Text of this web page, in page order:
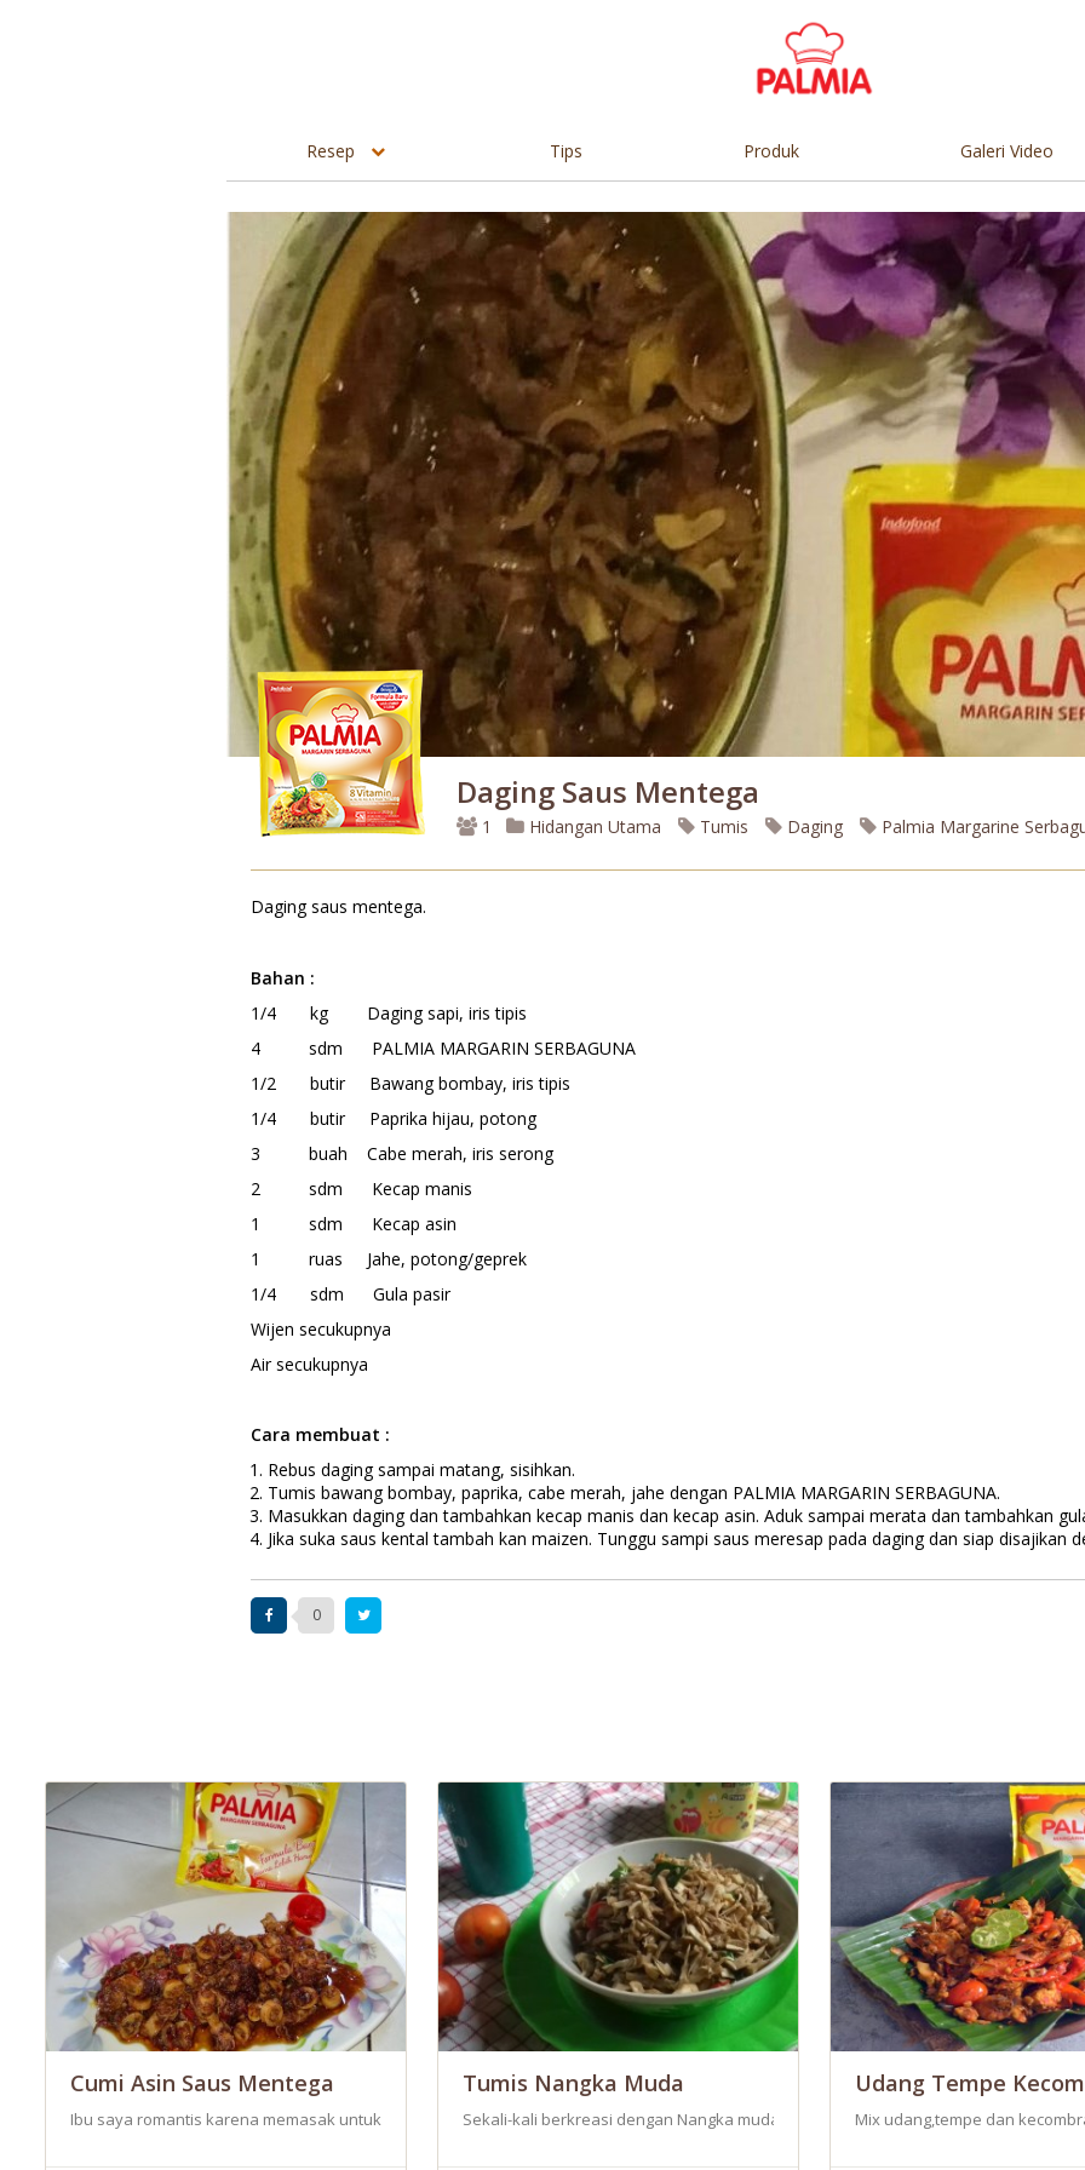
Resep Tips Produk Galeri Video
Daging Saus Mentega
1 Hidangan Utama Tumis Daging Palmia Margarine
Daging saus mentega.
Bahan :
1/4 kg Daging sapi, iris tipis
4 sdm PALMIA MARGARIN SERBAGUNA
1/2 butir Bawang bombay, iris tipis
1/4 butir Paprika hijau, potong
3 buah Cabe merah, iris serong
2 sdm Kecap manis
1 sdm Kecap asin
1 ruas Jahe, potong/geprek
1/4 sdm Gula pasir
Wijen secukupnya
Air secukupnya
Cara membuat :
Rebus daging sampai matang, sisihkan.
Tumis bawang bombay, paprika, cabe merah, jahe dengan PALMIA MARGARIN SERBAGUNA.
Masukkan daging dan tambahkan kecap manis dan kecap asin. Aduk sampai merata dan tambahkan
Jika suka saus kental tambah kan maizen. Tunggu sampi saus meresap pada daging dan siap disajikan
0
Cumi Asin Saus Mentega
Ibu saya romantis karena memasak untuk kesenangan orang rumah. Seorang Ibu kadang memasak untuk kreatifitas, kesehatan
Tumis Nangka Muda
Sekali-kali berkreasi dengan Nangka muda tanpa harus direbus tapi tetap lembut
Udang Tempe
Mix udang,tempe dan